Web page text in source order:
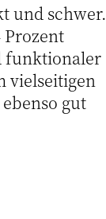
und schwer.
Prozent
funktionaler
vielseitigen
gut